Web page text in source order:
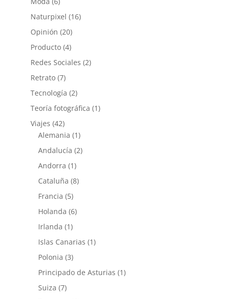
Naturpixel (16)
Opinión (20)
Producto(4)
Redes Sociales (2)
Retrato(7)
Tecnología (2)
Teoría fotográfica (1)
Viajes (42)
Alemania (1)
Andalucía (2)
Andorra (1)
Cataluña (8)
Francia (5)
Holanda (6)
Irlanda (1)
Islas Canarias (1)
Polonia (3)
Principado de Asturias (1)
Suiza (7)